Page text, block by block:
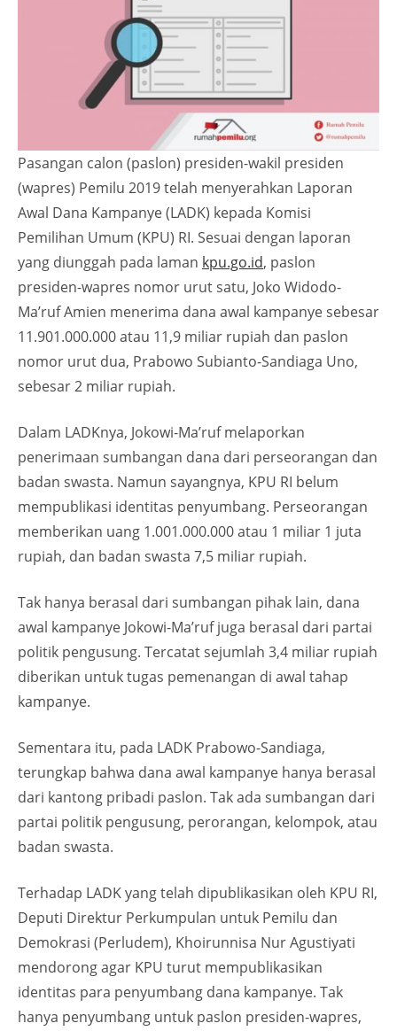
Pasangan calon (paslon) presiden-wakil presiden
(wapres) Pemilu 2019 telah menyerahkan Laporan
Awal Dana Kampanye (LADK) kepada Komisi
Pemilihan Umum (KPU) RI. Sesuai dengan laporan
yang diunggah pada laman kpu.go.id, paslon
presiden-wapres nomor urut satu, Joko Widodo-
Ma’ruf Amien menerima dana awal kampanye sebesar
11.901.000.000 atau 11,9 miliar rupiah dan paslon
nomor urut dua, Prabowo Subianto-Sandiaga Uno,
sebesar 2 miliar rupiah.
Dalam LADKnya, Jokowi-Ma’ruf melaporkan
penerimaan sumbangan dana dari perseorangan dan
badan swasta. Namun sayangnya, KPU RI belum
mempublikasi identitas penyumbang. Perseorangan
memberikan uang 1.001.000.000 atau 1 miliar 1 juta
rupiah, dan badan swasta 7,5 miliar rupiah.
Tak hanya berasal dari sumbangan pihak lain, dana
awal kampanye Jokowi-Ma’ruf juga berasal dari partai
politik pengusung. Tercatat sejumlah 3,4 miliar rupiah
diberikan untuk tugas pemenangan di awal tahap
kampanye.
Sementara itu, pada LADK Prabowo-Sandiaga,
terungkap bahwa dana awal kampanye hanya berasal
dari kantong pribadi paslon. Tak ada sumbangan dari
partai politik pengusung, perorangan, kelompok, atau
badan swasta.
Terhadap LADK yang telah dipublikasikan oleh KPU RI,
Deputi Direktur Perkumpulan untuk Pemilu dan
Demokrasi (Perludem), Khoirunnisa Nur Agustiyati
mendorong agar KPU turut mempublikasikan
identitas para penyumbang dana kampanye. Tak
hanya penyumbang untuk paslon presiden-wapres,